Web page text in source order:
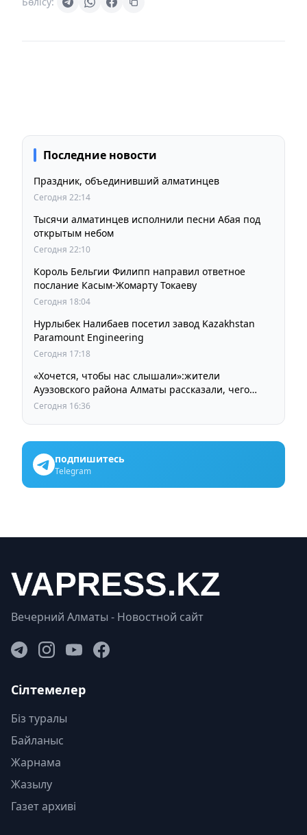
Последние новости
Праздник, объединивший алматинцев
Сегодня 22:14
Тысячи алматинцев исполнили песни Абая под
открытым небом
Сегодня 22:10
Король Бельгии Филипп направил ответное
послание Касым-Жомарту Токаеву
Сегодня 18:04
Нурлыбек Налибаев посетил завод Kazakhstan
Paramount Engineering
Сегодня 17:18
«Хочется, чтобы нас слышали»:жители
Ауэзовского района Алматы рассказали, чего
ждут от выборов депутатов Курултая
Сегодня 16:36
подпишитесь
Telegram
Вечерний Алматы - Новостной сайт
Сілтемелер
Біз туралы
Байланыс
Жарнама
Жазылу
Газет архиві